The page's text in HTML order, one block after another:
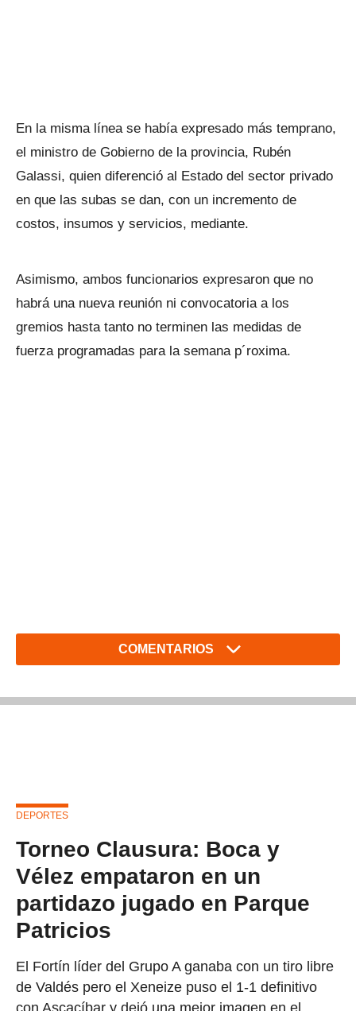
En la misma línea se había expresado más temprano,
el ministro de Gobierno de la provincia, Rubén
Galassi, quien diferenció al Estado del sector privado
en que las subas se dan, con un incremento de
costos, insumos y servicios, mediante.
Asimismo, ambos funcionarios expresaron que no
habrá una nueva reunión ni convocatoria a los
gremios hasta tanto no terminen las medidas de
fuerza programadas para la semana p´roxima.
COMENTARIOS